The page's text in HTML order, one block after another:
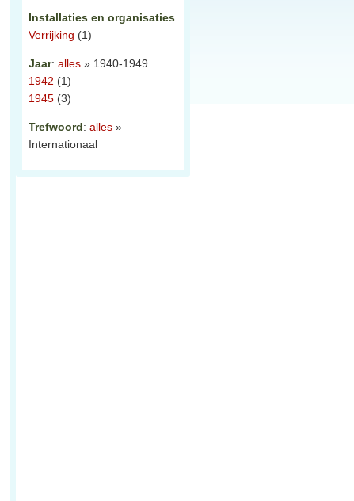
Installaties en organisaties
Verrijking (1)
Jaar: alles » 1940-1949
1942 (1)
1945 (3)
Trefwoord: alles »
Internationaal